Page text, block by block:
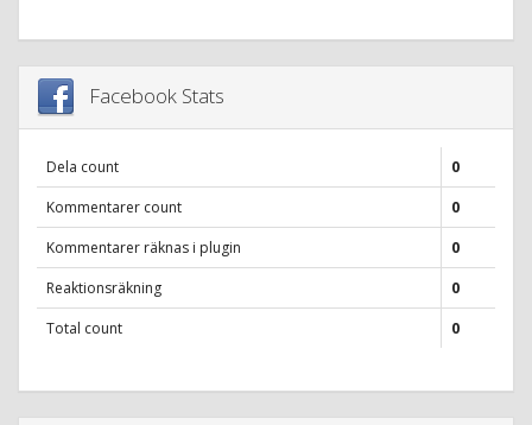
Facebook Stats
Dela count
0
Kommentarer count
0
Kommentarer räknas i plugin
0
Reaktionsräkning
0
Total count
0